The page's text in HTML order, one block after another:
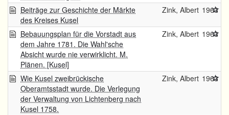
Beiträge zur Geschichte der Märkte
des Kreises Kusel
Zink, Albert 1963
Bebauungsplan für die Vorstadt aus
dem Jahre 1781. Die Wahl'sche
Absicht wurde nie verwirklicht. M.
Plänen. [Kusel]
Zink, Albert 1963
Wie Kusel zweibrückische
Oberamtsstadt wurde. Die Verlegung
der Verwaltung von Lichtenberg nach
Kusel 1758.
Zink, Albert 1963